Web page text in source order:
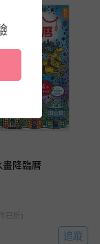
畫降臨曆
已折)
追蹤